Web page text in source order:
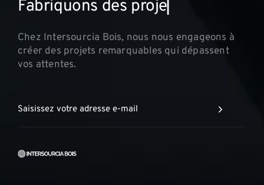
Fabriquons des proje
Chez Intersourcia Bois, nous nous engageons à
créer des projets remarquables qui dépassent
vos attentes.